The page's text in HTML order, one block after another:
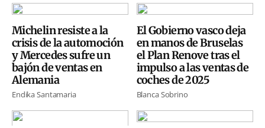
Michelin resiste a la
crisis de la automoción
y Mercedes sufre un
bajón de ventas en
Alemania
Endika Santamaria
El Gobierno vasco deja
en manos de Bruselas
el Plan Renove tras el
impulso a las ventas de
coches de 2025
Blanca Sobrino